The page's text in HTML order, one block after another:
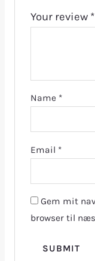
Your review *
Name *
Email *
Gem mit
browser til